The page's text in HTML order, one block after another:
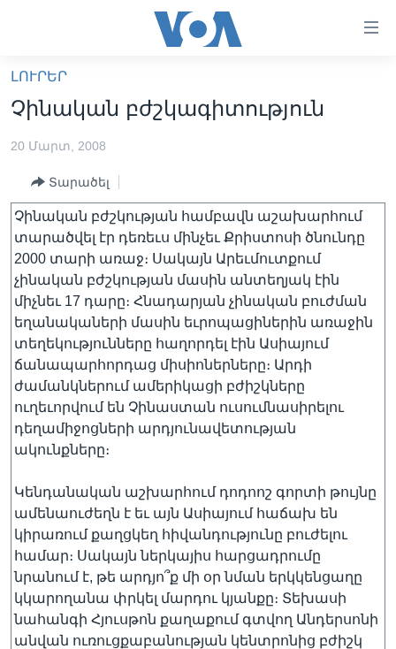
հիմնական
բովանդակությանը
հիմնական
բովանդակությանը
հիմնական
բովանդակություն
ԼՈՒՐԵՐ
ՍՓՅՈՒՌՔ
ՏԵՍԱՆՅՈՒԹԵՐ
ՖԻԼՄԵՐ
ՖԻԼՄԵՐ
IN ENGLISH
ՄԵՐ ՄԱՍԻՆ
ՄԵՐ ՄԱՍԻՆ
«ԱՄԵՐԻԿԱՅԻ ՁԱՅՆ»-Ի ԿԱՆՈՆԱԴՐՈՒԹՅՈՒՆ
ԿԱՊ ՄԵԶ ՀԵՏ
ՈՒԿՐԱԻՆԱԿԱՆ ՊԱՏԵՐԱԶՄ
Learning English
ՀԵՏԵՒԵՔ ՄԵԶ
Լեզուներ
ԼՈՒՐԵՐ
Չինական բժշկագիտություն
20 Մարտ, 2008
Տարածել
Չինական բժշկության համբավն աշախարհում
տարածվել էր դեռեւս մինչեւ Քրիստոսի ծնունդը
2000 տարի առաջ։ Սակայն Արեւմուտքում
չինական բժշկության մասին անտեղյակ էին
միչնեւ 17 դարը։ Հնադարյան չինական բուժման
եղանակաների մասին եւրոպացիներին առաջին
տեղեկությունները հաղորդել էին Ասիայում
ճանապարհորդաց միսիոներները։ Արդի
ժամանկներում ամերիկացի բժիշկները
ուղեւորվում են Չինաստան ուսումնասիրելու
դեղամիջոցների արդյունավետության
ակունքները։
Կենդանական աշխարհում դոդոոշ գորտի թույնը
ամենաուժեղն է եւ այն Ասիայում հաճախ են
կիրառում քաղցկեղ հիվանդությունը բուժելու
համար։ Սակայն ներկայիս հարցադրումը
նրանում է, թե արդյո՞ք մի օր նման երկկենցաղը
կկարողանա փրկել մարդու կյանքը։ Տեխասի
նահանգի Հյուսթոն քաղաքում գտվող Անդերսոնի
անվան ուռուցքաբանության կենտրոնից բժիշկ